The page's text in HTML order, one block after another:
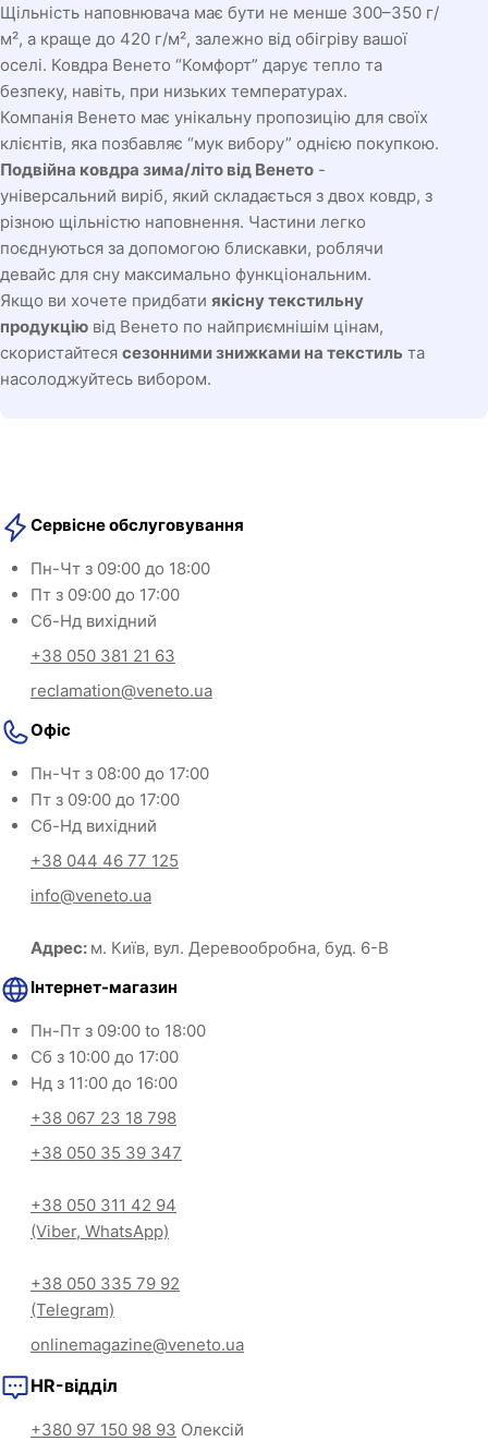
Щільність наповнювача має бути не менше 300–350 г/
м², а краще до 420 г/м², залежно від обігріву вашої
оселі. Ковдра Венето “Комфорт” дарує тепло та
безпеку, навіть, при низьких температурах.
Компанія Венето має унікальну пропозицію для своїх
клієнтів, яка позбавляє “мук вибору” однією покупкою.
Подвійна ковдра зима/літо від Венето -
універсальний виріб, який складається з двох ковдр, з
різною щільністю наповнення. Частини легко
поєднуються за допомогою блискавки, роблячи
девайс для сну максимально функціональним.
Якщо ви хочете придбати якісну текстильну
продукцію від Венето по найприємнішім цінам,
скористайтеся сезонними знижками на текстиль та
насолоджуйтесь вибором.
Сервісне обслуговування
Пн-Чт з 09:00 до 18:00
Пт з 09:00 до 17:00
Сб-Нд вихідний
+38 050 381 21 63
reclamation@veneto.ua
Офіс
Пн-Чт з 08:00 до 17:00
Пт з 09:00 до 17:00
Сб-Нд вихідний
+38 044 46 77 125
info@veneto.ua
Адрес: м. Київ, вул. Деревообробна, буд. 6-В
Інтернет-магазин
Пн-Пт з 09:00 to 18:00
Сб з 10:00 до 17:00
Нд з 11:00 до 16:00
+38 067 23 18 798
+38 050 35 39 347
+38 050 311 42 94
(Viber, WhatsApp)
+38 050 335 79 92
(Telegram)
onlinemagazine@veneto.ua
HR-відділ
+380 97 150 98 93 Олексій